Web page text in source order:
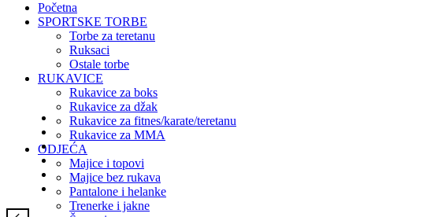
Početna
SPORTSKE TORBE
Torbe za teretanu
Ruksaci
Ostale torbe
RUKAVICE
Rukavice za boks
Rukavice za džak
Rukavice za fitnes/karate/teretanu
Rukavice za MMA
ODJEĆA
Majice i topovi
Majice bez rukava
Pantalone i helanke
Trenerke i jakne